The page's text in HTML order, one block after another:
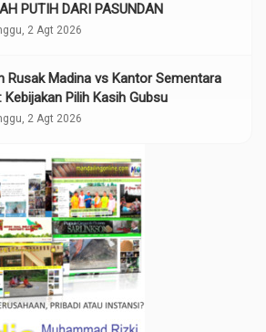
PUTIH DARI PASUNDAN
2 Agt 2026
Rusak Madina vs Kantor Sementara
Kebijakan Pilih Kasih Gubsu
2 Agt 2026